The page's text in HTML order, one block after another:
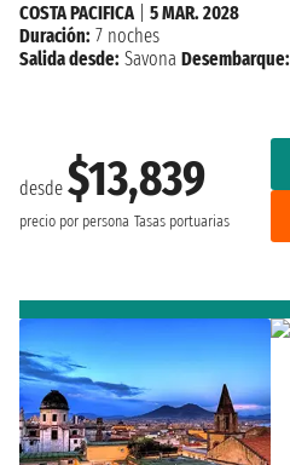
desde $13,839
precio por persona Tasas portuarias
COSTA PACIFICA| 5 MAR. 2028
Duración: 7 noches
Salida desde: Savona Desembarque: